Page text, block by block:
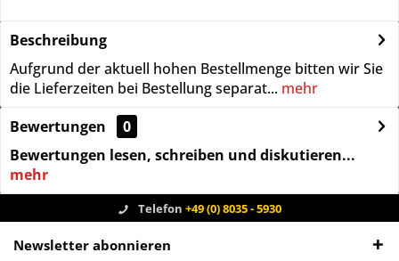
Beschreibung
Aufgrund der aktuell hohen Bestellmenge bitten wir Sie
die Lieferzeiten bei Bestellung separat... mehr
Bewertungen
0
Bewertungen lesen, schreiben und diskutieren...
mehr
Telefon +49 (0) 8035 - 5930
Newsletter abonnieren